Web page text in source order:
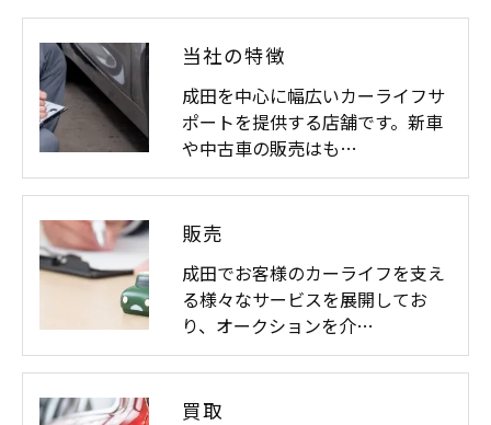
当社の特徴
成田を中心に幅広いカーライフサ
ポートを提供する店舗です。新車
や中古車の販売はも…
販売
成田でお客様のカーライフを支え
る様々なサービスを展開してお
り、オークションを介…
買取